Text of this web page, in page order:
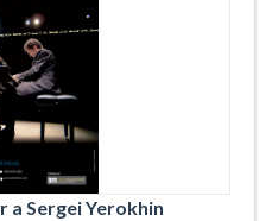
a Sergei Yerokhin